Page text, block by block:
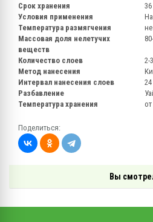
Срок хранения
Условия применения
Температура размягчения
Массовая доля нелетучих
веществ
Количество слоев
2-
Метод нанесения
Интервал нанесения слоев
Разбавление
Температура хранения
Поделиться:
Вы